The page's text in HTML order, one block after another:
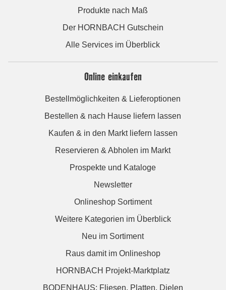
Produkte nach Maß
Der HORNBACH Gutschein
Alle Services im Überblick
Online einkaufen
Bestellmöglichkeiten & Lieferoptionen
Bestellen & nach Hause liefern lassen
Kaufen & in den Markt liefern lassen
Reservieren & Abholen im Markt
Prospekte und Kataloge
Newsletter
Onlineshop Sortiment
Weitere Kategorien im Überblick
Neu im Sortiment
Raus damit im Onlineshop
HORNBACH Projekt-Marktplatz
BODENHAUS: Fliesen. Platten. Dielen